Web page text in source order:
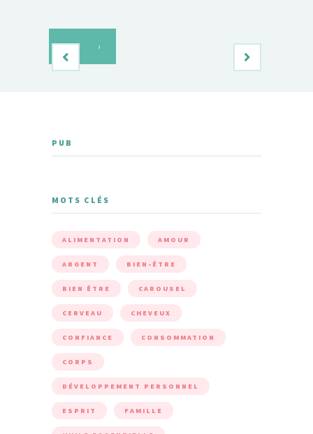
‹ ›
PUB
MOTS CLÉS
ALIMENTATION AMOUR
ARGENT BIEN-ÊTRE
BIEN ÊTRE CAROUSEL
CERVEAU CHEVEUX
CONFIANCE CONSOMMATION
CORPS
DÉVELOPPEMENT PERSONNEL
ESPRIT FAMILLE